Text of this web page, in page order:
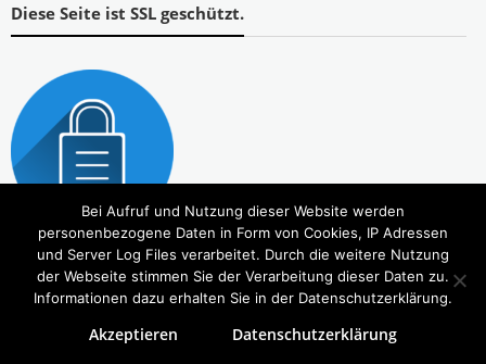
Diese Seite ist SSL geschützt.
Copyright © 2026Tierbedarf – bvl-Shop . Alle Rechte vorbehalten. Theme:eStorevon ThemeGrill.
Bei Aufruf und Nutzung dieser Website werden
personenbezogene Daten in Form von Cookies, IP Adressen
und Server Log Files verarbeitet. Durch die weitere Nutzung
der Webseite stimmen Sie der Verarbeitung dieser Daten zu.
Informationen dazu erhalten Sie in der Datenschutzerklärung.
Akzeptieren Datenschutzerklärung